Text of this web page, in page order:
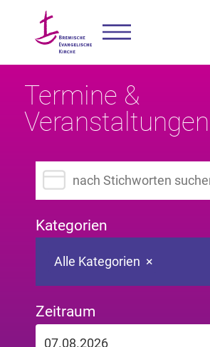
Termine &
Veranstaltungen
Suchbegriff eingeben
Kategorien
×
Alle Kategorien
Zeitraum